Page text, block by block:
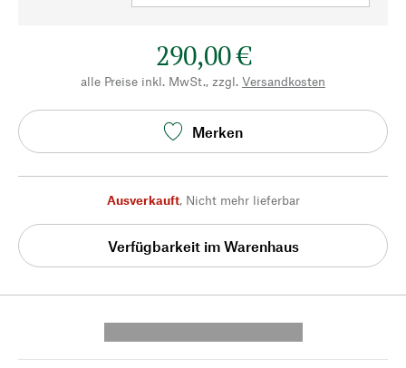
290,00 €
alle Preise inkl. MwSt., zzgl. Versandkosten
Merken
Ausverkauft, Nicht mehr lieferbar
Verfügbarkeit im Warenhaus